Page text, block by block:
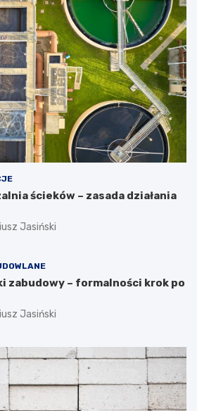
ścieków – zasada działania
Jasiński
zabudowy – formalności krok po
Jasiński